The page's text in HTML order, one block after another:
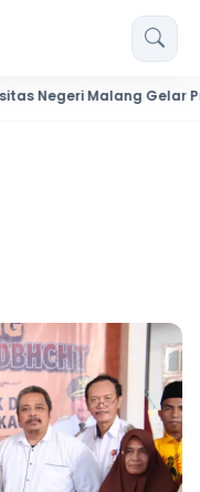
Gelar Program